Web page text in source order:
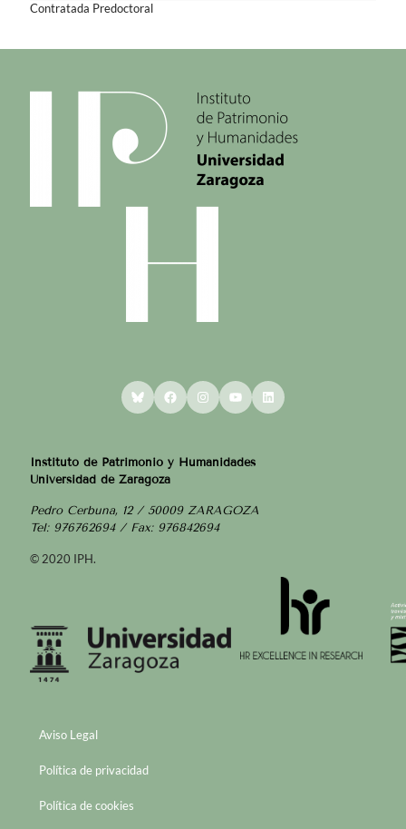
Contratada Predoctoral
BlueskyFacebookInstagram
YouTubeLinkedIn
Instituto de Patrimonio y Humanidades
Universidad de Zaragoza
Pedro Cerbuna, 12 / 50009 ZARAGOZA
Tel: 976762694 / Fax: 976842694
© 2020 IPH.
Aviso Legal
Política de privacidad
Política de cookies